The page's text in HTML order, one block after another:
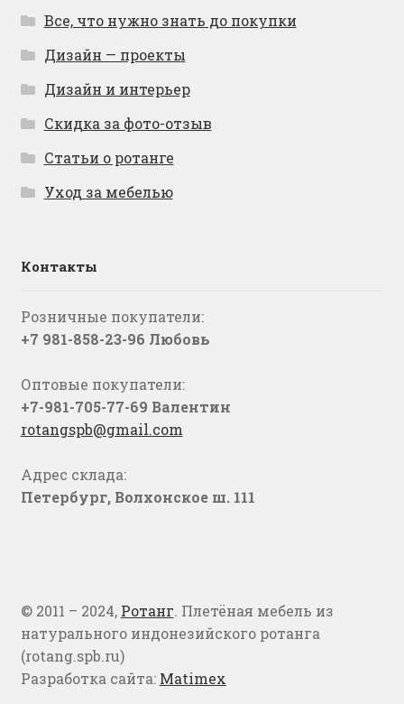
Все, что нужно знать до покупки
Дизайн — проекты
Дизайн и интерьер
Скидка за фото-отзыв
Статьи о ротанге
Уход за мебелью
Контакты
Розничные покупатели:
+7 981-858-23-96 Любовь
Оптовые покупатели:
+7-981-705-77-69 Валентин
rotangspb@gmail.com
Адрес склада:
Петербург, Волхонское ш. 111
© 2011 – 2024, Ротанг. Плетёная мебель из
натурального индонезийского ротанга
(rotang.spb.ru)
Разработка сайта: Matimex